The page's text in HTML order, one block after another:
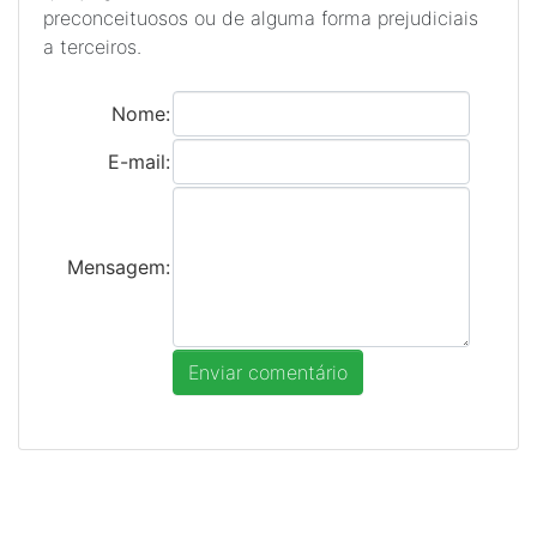
preconceituosos ou de alguma forma prejudiciais
a terceiros.
Nome:
E-mail:
Mensagem: